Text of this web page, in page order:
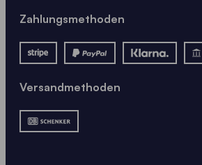
Zahlungsmethoden
Versandmethoden